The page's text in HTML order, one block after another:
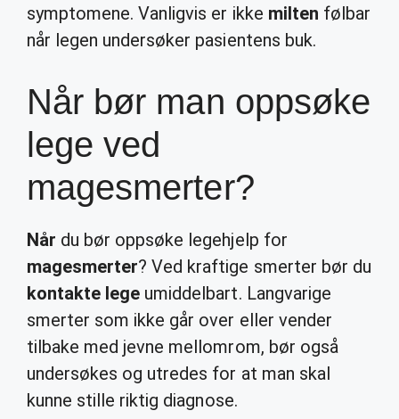
symptomene. Vanligvis er ikke milten følbar
når legen undersøker pasientens buk.
Når bør man oppsøke
lege ved
magesmerter?
Når du bør oppsøke legehjelp for
magesmerter? Ved kraftige smerter bør du
kontakte lege umiddelbart. Langvarige
smerter som ikke går over eller vender
tilbake med jevne mellomrom, bør også
undersøkes og utredes for at man skal
kunne stille riktig diagnose.